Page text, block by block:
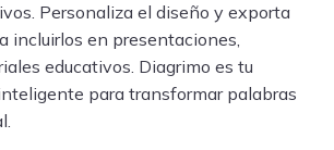
Personaliza el diseño y exporta
incluirlos en presentaciones,
educativos. Diagrimo es tu
para transformar palabras